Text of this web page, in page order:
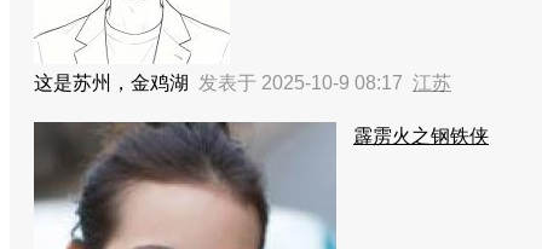
这是苏州，金鸡湖 发表于 2025-10-9 08:17 江苏
霹雳火之钢铁侠